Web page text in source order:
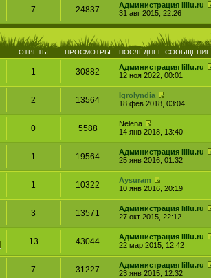
7 24837
Администрация lillu.ru
31 авг 2015, 22:26
ОТВЕТЫ ПРОСМОТРЫ ПОСЛЕДНЕЕ СООБЩЕНИЕ
1 30882
Администрация lillu.ru
12 ноя 2022, 00:01
2 13564
Igrolyndia
18 фев 2018, 03:04
0 5588
Nelena
14 янв 2018, 13:40
1 19564
Администрация lillu.ru
25 янв 2016, 01:32
1 10322
Aysuram
10 янв 2016, 20:19
3 13571
Администрация lillu.ru
27 окт 2015, 22:12
13 43044
Администрация lillu.ru
22 мар 2015, 12:42
7 31227
Администрация lillu.ru
23 янв 2015, 12:32